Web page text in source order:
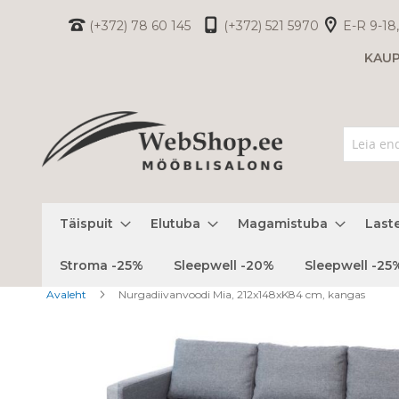
(+372) 78 60 145 (+372) 521 5970
E-R 9-
Täispuit Elutuba Magamistuba
Stroma -25% Sleepwell -20% Sleepwell -
Avaleht Nurgadiivanvoodi Mia, 212x148xK84 cm, kangas